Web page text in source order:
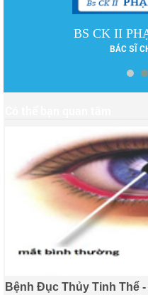
BS CK II
BÁC SĨ
Bệnh Đục Thủy Tinh Thể